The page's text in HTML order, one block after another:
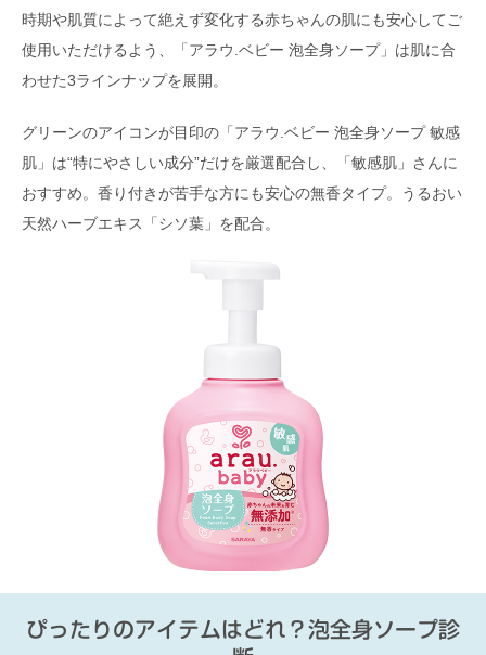
時期や肌質によって絶えず変化する赤ちゃんの肌にも安心してご
使用いただけるよう、「アラウ.ベビー 泡全身ソープ」は肌に合
わせた3ラインナップを展開。
グリーンのアイコンが目印の「アラウ.ベビー 泡全身ソープ 敏感
肌」は“特にやさしい成分”だけを厳選配合し、「敏感肌」さんに
おすすめ。香り付きが苦手な方にも安心の無香タイプ。うるおい
天然ハーブエキス「シソ葉」を配合。
ぴったりのアイテムはどれ？泡全身ソープ診